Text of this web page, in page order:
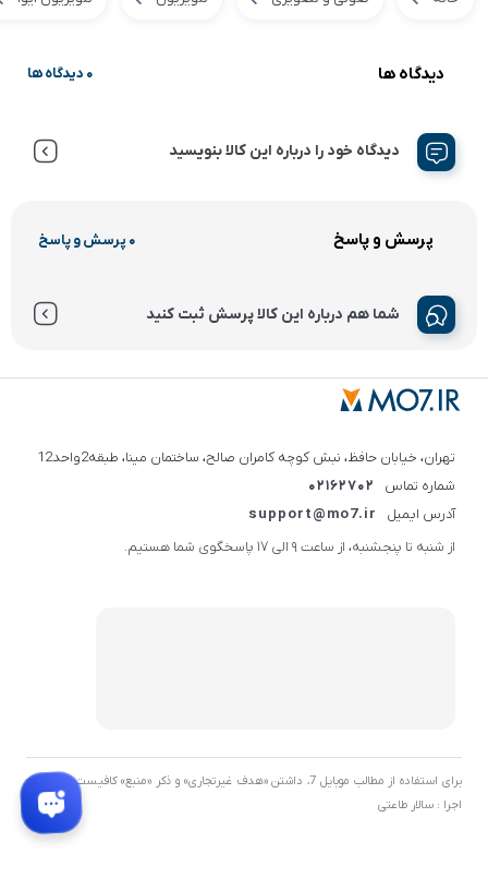
دیدگاه ها 0 دیدگاه ها
دیدگاه خود را درباره این کالا بنویسید
پرسش و پاسخ 0 پرسش و پاسخ
شما هم درباره این کالا پرسش ثبت کنید
تهران، خیابان حافظ، نبش کوچه کامران صالح، ساختمان مینا، طبقه2واحد12
شماره تماس
02162702
آدرس ایمیل
support@mo7.ir
از شنبه تا پنجشنبه، از ساعت 9 الی 17 پاسخگوی شما هستیم.
برای استفاده از مطالب موبایل 7، داشتن «هدف غیرتجاری» و ذکر «منبع» کافیست. توسعه و
اجرا : سالار طاعتی